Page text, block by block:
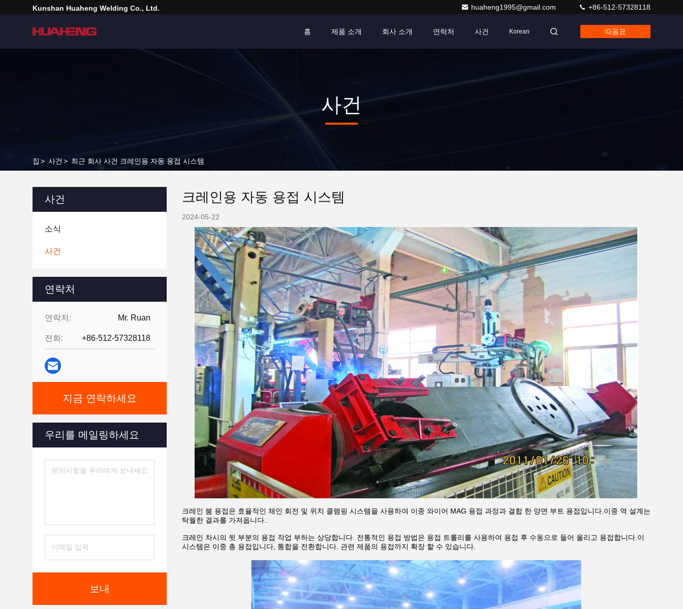
Kunshan Huaheng Welding Co., Ltd. huaheng1995@gmail.com +86-512-57328118
홈 제품 소개 회사 소개 연락처 사건 Korean 따옴표
사건
집 > 사건 > 최근 회사 사건 크레인용 자동 용접 시스템
사건
소식
사건
연락처
연락처: Mr. Ruan
전화: +86-512-57328118
지금 연락하세요
우리를 메일링하세요
보내
크레인용 자동 용접 시스템
2024-05-22
크레인 붐 용접은 효율적인 체인 회전 및 위치 클램핑 시스템을 사용하여 이중 와이어 MAG 용접 과정과 결합 한 양면 부트 용접입니다.이중 역 설계는
탁월한 결과를 가져옵니다..
크레인 차시의 뒷 부분의 용접 작업 부하는 상당합니다. 전통적인 용접 방법은 용접 트롤리를 사용하여 용접 후 수동으로 들어 올리고 용접합니다.이
시스템은 이중 총 용접입니다, 통합을 전환합니다. 관련 제품의 용접까지 확장 할 수 있습니다.